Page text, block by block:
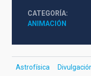
CATEGORÍA
ANIMACIÓN
Astrofísica